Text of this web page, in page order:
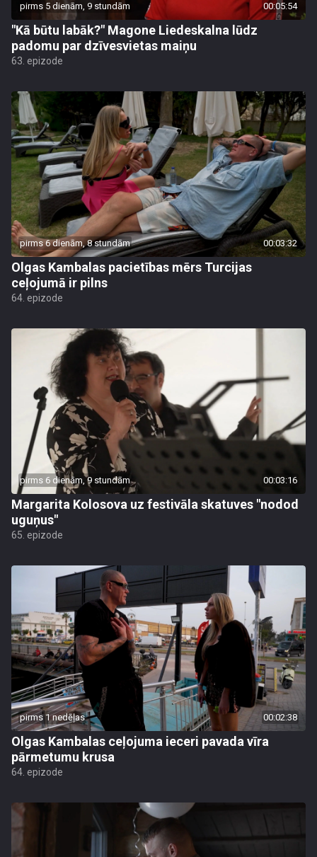
pirms 5 dienām, 9 stundām 00:05:54
"Kā būtu labāk?" Magone Liedeskalna lūdz
padomu par dzīvesvietas maiņu
63. epizode
pirms 6 dienām, 8 stundām 00:03:32
Olgas Kambalas pacietības mērs Turcijas
ceļojumā ir pilns
64. epizode
pirms 6 dienām, 9 stundām 00:03:16
Margarita Kolosova uz festivāla skatuves "nodod
uguņus"
65. epizode
pirms 1 nedēļas 00:02:38
Olgas Kambalas ceļojuma ieceri pavada vīra
pārmetumu krusa
64. epizode